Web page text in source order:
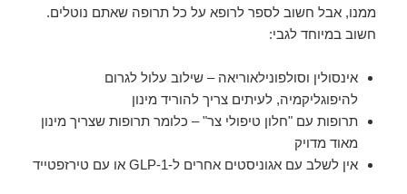
ממנו, אבל חשוב לספר לרופא על כל תרופה שאתם נוטלים.
חשוב במיוחד לגבי:
אינסולין וסולפונילאוריאה – שילוב עלול לגרום
להיפוגליקמיה, לעיתים צריך להוריד מינון
תרופות עם "חלון טיפולי צר" – כלומר תרופות שצריך מינון
מאוד מדויק
אין לשלב עם אגוניסטים אחרים ל-GLP-1 או עם טירזפטייד